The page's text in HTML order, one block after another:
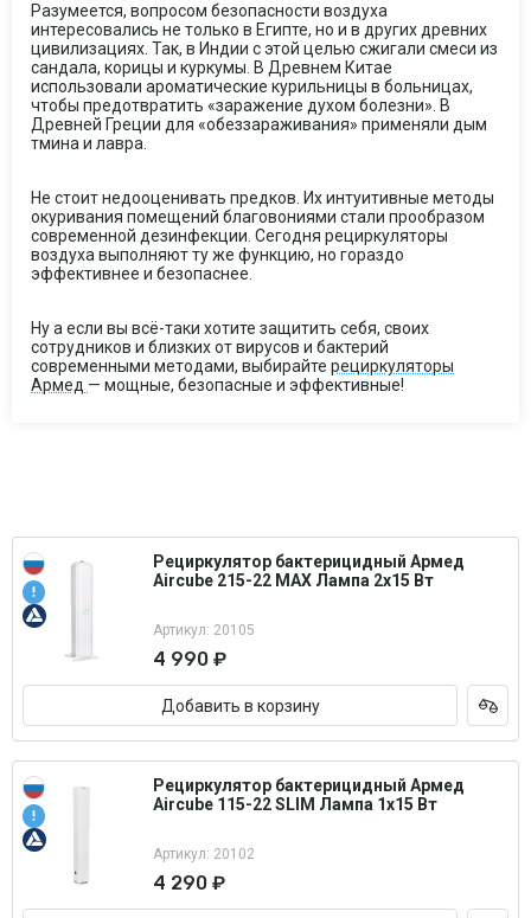
Разумеется, вопросом безопасности воздуха
интересовались не только в Египте, но и в других древних
цивилизациях. Так, в Индии с этой целью сжигали смеси из
сандала, корицы и куркумы. В Древнем Китае
использовали ароматические курильницы в больницах,
чтобы предотвратить «заражение духом болезни». В
Древней Греции для «обеззараживания» применяли дым
тмина и лавра.
Не стоит недооценивать предков. Их интуитивные методы
окуривания помещений благовониями стали прообразом
современной дезинфекции. Сегодня рециркуляторы
воздуха выполняют ту же функцию, но гораздо
эффективнее и безопаснее.
Ну а если вы всё-таки хотите защитить себя, своих
сотрудников и близких от вирусов и бактерий
современными методами, выбирайте рециркуляторы
Армед — мощные, безопасные и эффективные!
Рециркулятор бактерицидный Армед
Aircube 215-22 MAX Лампа 2х15 Вт
Артикул: 20105
4 990 ₽
Добавить в корзину
Рециркулятор бактерицидный Армед
Aircube 115-22 SLIM Лампа 1х15 Вт
Артикул: 20102
4 290 ₽